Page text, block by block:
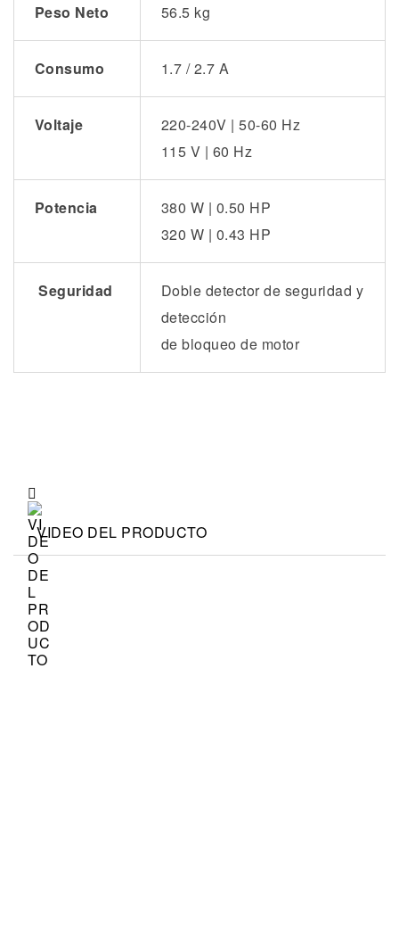
Peso Neto 56.5 kg
Consumo 1.7 / 2.7 A
Voltaje
220-240V | 50-60 Hz
115 V | 60 Hz
Potencia
380 W | 0.50 HP
320 W | 0.43 HP
Seguridad
Doble detector de seguridad y
detección
de bloqueo de motor
VIDEO DEL PRODUCTO